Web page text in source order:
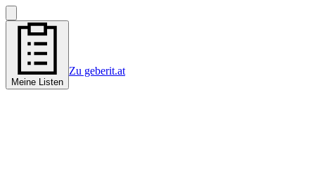
Meine Listen
Zu geberit.at